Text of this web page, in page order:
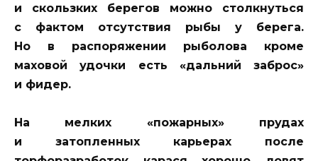
и скользких берегов можно столкнуться
с фактом отсутствия рыбы у берега.
Но в распоряжении рыболова кроме
маховой удочки есть «дальний заброс»
и фидер.
На мелких «пожарных» прудах
и затопленных карьерах после